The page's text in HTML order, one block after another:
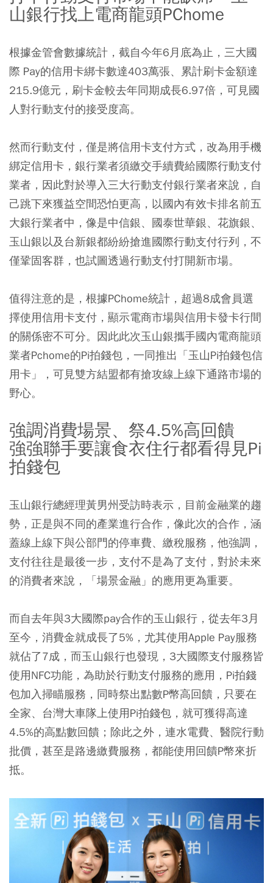
山銀行找上電商龍頭PChome
根據金管會數據統計，截自今年6月底為止，三大國
際 Pay的信用卡綁卡數達403萬張、累計刷卡金額達
215.9億元，刷卡金較去年同期成長6.97倍，可見國
人對行動支付的接受度高。
然而行動支付，僅是將信用卡支付方式，改為用手機
綁定信用卡，銀行業者須繳交手續費給國際行動支付
業者，因此對於導入三大行動支付銀行業者來說，自
己跳下來獲益空間恐怕更高，以國內有效卡排名前五
大銀行業者中，像是中信銀、國泰世華銀、花旗銀、
玉山銀以及台新銀都紛紛搶進國際行動支付行列，不
僅鞏固客群，也試圖透過行動支付打開新市場。
值得注意的是，根據PChome統計，超過8成會員選
擇使用信用卡支付，顯示電商市場與信用卡發卡行間
的關係密不可分。因此此次玉山銀攜手國內電商龍頭
業者Pchome的Pi拍錢包，一同推出「玉山Pi拍錢包信
用卡」，可見雙方結盟都有搶攻線上線下通路市場的
野心。
強調消費場景、祭4.5%高回饋
強強聯手要讓食衣住行都看得見Pi
拍錢包
玉山銀行總經理黃男州受訪時表示，目前金融業的趨
勢，正是與不同的產業進行合作，像此次的合作，涵
蓋線上線下與公部門的停車費、繳稅服務，他強調，
支付往往是最後一步，支付不是為了支付，對於未來
的消費者來說，「場景金融」的應用更為重要。
而自去年與3大國際pay合作的玉山銀行，從去年3月
至今，消費金就成長了5%，尤其使用Apple Pay服務
就佔了7成，而玉山銀行也發現，3大國際支付服務皆
使用NFC功能，為助於行動支付服務的應用，Pi拍錢
包加入掃瞄服務，同時祭出點數P幣高回饋，只要在
全家、台灣大車隊上使用Pi拍錢包，就可獲得高達
4.5%的高點數回饋；除此之外，連水電費、醫院行動
批價，甚至是路邊繳費服務，都能使用回饋P幣來折
抵。